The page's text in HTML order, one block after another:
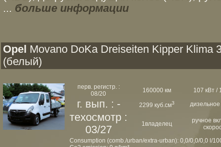
... больше информации
Opel Movano DoKa Dreiseiten Kipper Klima
(белый)
перв. регистр. :
08/20
160000 км 107 кВт /
г. вып. : - 2299 куб.см3
техосмотр :
03/27
1владелец
ручное
Consumption (comb./urban/extra-urban): 0,0/0,0/0,0 l/